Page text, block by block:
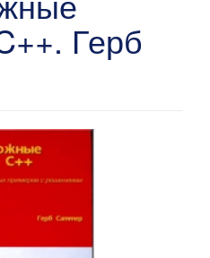
Герб